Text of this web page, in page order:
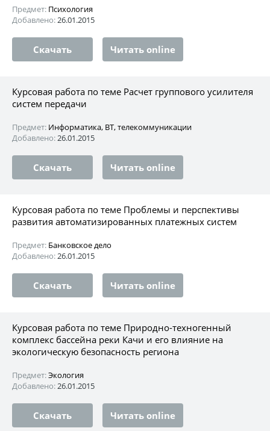
Предмет: Психология
Добавлено:26.01.2015
Скачать Читать online
Курсовая работа по теме Расчет группового усилителя
систем передачи
Предмет: Информатика, ВТ, телекоммуникации
Добавлено:26.01.2015
Скачать Читать online
Курсовая работа по теме Проблемы и перспективы
развития автоматизированных платежных систем
Предмет: Банковское дело
Добавлено:26.01.2015
Скачать Читать online
Курсовая работа по теме Природно-техногенный
комплекс бассейна реки Качи и его влияние на
экологическую безопасность региона
Предмет:Экология
Добавлено:26.01.2015
Скачать Читать online